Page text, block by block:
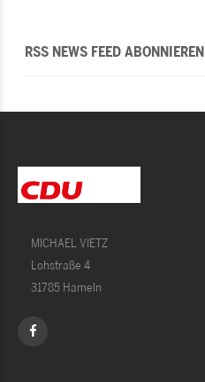
RSS NEWS FEED ABONNIEREN
MICHAEL VIETZ
Lohstraße 4
31785 Hameln